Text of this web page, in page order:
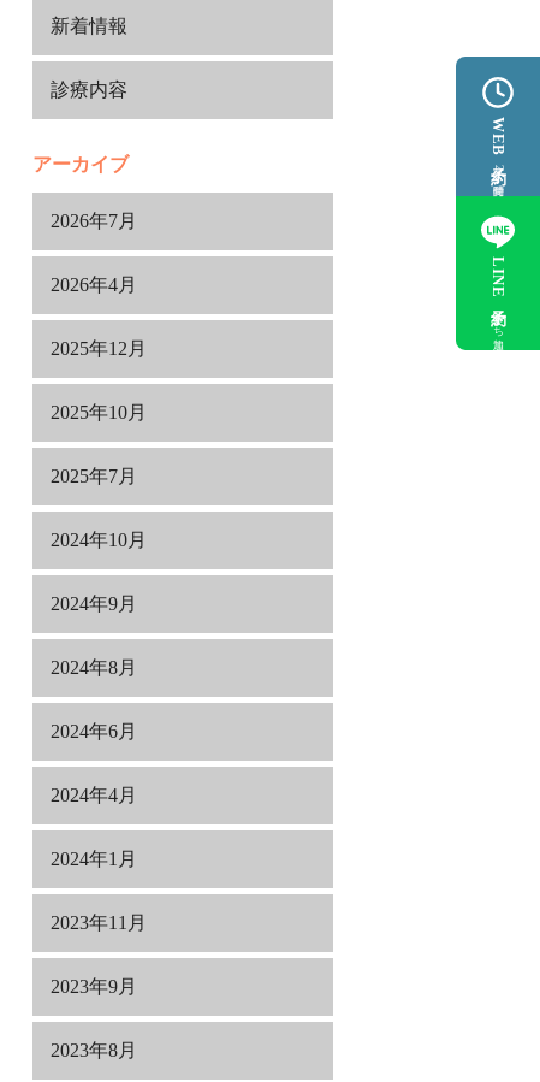
新着情報
診療内容
アーカイブ
2026年7月
2026年4月
2025年12月
2025年10月
2025年7月
2024年10月
2024年9月
2024年8月
2024年6月
2024年4月
2024年1月
2023年11月
2023年9月
2023年8月
WEB予約
24時間受付
LINE予約
友だち追加